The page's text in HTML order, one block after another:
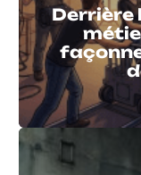
Derrière